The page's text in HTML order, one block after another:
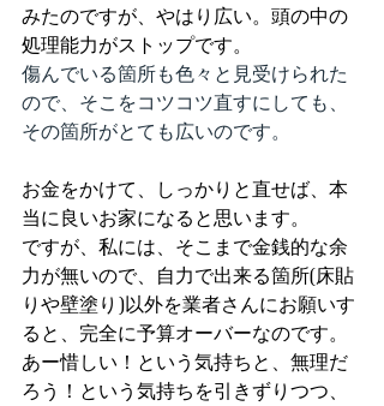
みたのですが、やはり広い。頭の中の
処理能力がストップです。
傷んでいる箇所も色々と見受けられた
ので、そこをコツコツ直すにしても、
その箇所がとても広いのです。
お金をかけて、しっかりと直せば、本
当に良いお家になると思います。
ですが、私には、そこまで金銭的な余
力が無いので、自力で出来る箇所(床貼
りや壁塗り)以外を業者さんにお願いす
ると、完全に予算オーバーなのです。
あー惜しい！という気持ちと、無理だ
ろう！という気持ちを引きずりつつ、